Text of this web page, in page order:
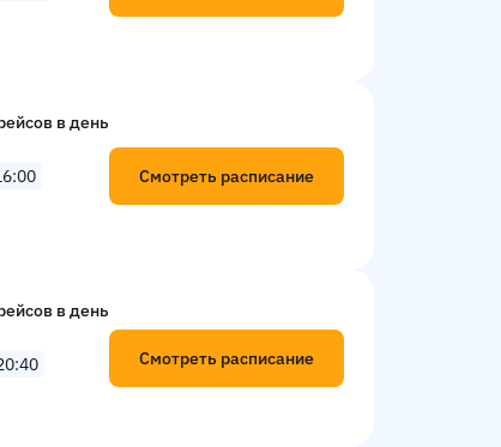
в день
Смотреть расписание
в день
Смотреть расписание